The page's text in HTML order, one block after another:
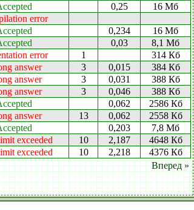
0,25
16 Мб
error
0,234
16 Мб
0,03
8,1 Мб
error 1
314 Кб
answer 3 0,015
384 Кб
answer 3 0,031
388 Кб
answer 3 0,046
388 Кб
0,062
2586 Кб
answer 13 0,062
2558 Кб
0,203
7,8 Мб
exceeded 10 2,187
4648 Кб
exceeded 10 2,218 4376 Кб
Вперед »